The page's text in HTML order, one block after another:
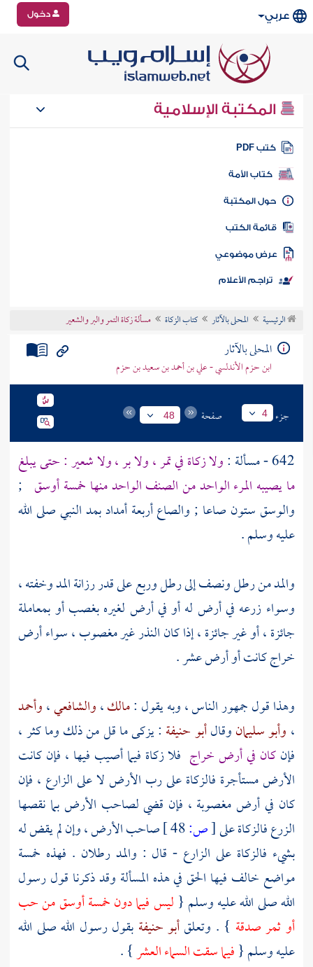
عربي دخول
المكتبة الإسلامية
كتب PDF
كتاب الأمة
المكتبة
الكتب
موضوعي
تراجم الأعلام
الرئيسية المحلى بالآثار كتاب الزكاة مسألة زكاة التمر والبر والشعير
المحلى بالآثار
ابن حزم الأندلسي - علي بن أحمد بن سعيد بن حزم
جزء 4 صفحة 48
642 - مسألة :
ولا زكاة في تمر ، ولا بر ، ولا شعير : حتى يبلغ
ما يصيبه المرء الواحد من الصنف الواحد منها خمسة أوسق ;
والوسق ستون صاعا ; والصاع أربعة أمداد بمد النبي صلى الله
عليه وسلم .
والمد من رطل ونصف إلى رطل وربع على قدر رزانة المد وخفته ،
وسواء زرعه في أرض له أو في أرض لغيره بغصب أو بمعاملة
جائزة ، أو غير جائزة ، إذا كان النذر غير مغصوب ، سواء أرض
خراج كانت أو أرض عشر .
وهذا قول جمهور الناس ، وبه يقول :مالك،والشافعي،وأحمد
، وأبو سليمانوقالأبو حنيفة : يزكى ما قل من ذلك وما كثر ،
فإنكان في أرض خراج فلا زكاة فيما أصيب فيها ، فإن كانت
الأرض مستأجرة فالزكاة على رب الأرض لا على الزارع ، فإن
كان في أرض مغصوبة ، فإن قضي لصاحب الأرض بما نقصها
الزرع فالزكاة على[ص:
صاحب الأرض ، وإن لم يقض له
بشيء فالزكاة على الزارع - قال : والمد رطلان . فهذه خمسة
مواضع خالف فيها الحق في هذه المسألة وقد ذكرنا قول رسول
الله صلى الله عليه وسلم { ليس فيما دون خمسة أوسق من حب
أو ثمر صدقة } . وتعلقأبو حنيفة بقول رسول الله صلى الله
عليه وسلم {فيما سقت السماء العشر} .